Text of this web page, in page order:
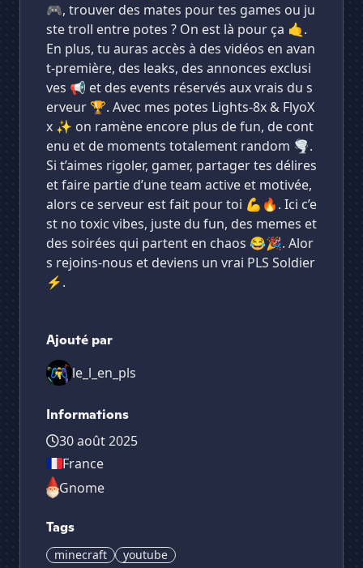
🎮, trouver des mates pour tes games ou ju
ste troll entre potes ? On est là pour ça 🤙.
En plus, tu auras accès à des vidéos en avan
t-première, des leaks, des annonces exclusi
ves 📢 et des events réservés aux vrais du s
erveur 🏆. Avec mes potes Lights-8x & FlyoX
x ✨ on ramène encore plus de fun, de cont
enu et de moments totalement random 🌪️.
Si t’aimes rigoler, gamer, partager tes délires
et faire partie d’une team active et motivée,
alors ce serveur est fait pour toi 💪🔥. Ici c’e
st no toxic vibes, juste du fun, des memes et
des soirées qui partent en chaos 😂🎉. Alor
s rejoins-nous et deviens un vrai PLS Soldier
⚡.
Ajouté par
le_l_en_pls
Informations
30 août 2025
France
Gnome
Tags
minecraft youtube